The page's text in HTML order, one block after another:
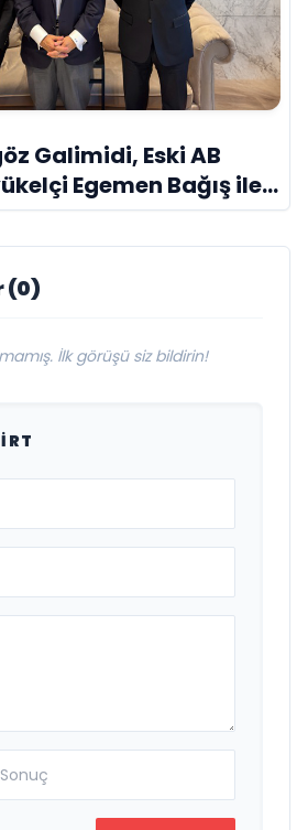
Galimidi, Eski AB
Egemen Bağış ile
(0)
İlk görüşü siz bildirin!